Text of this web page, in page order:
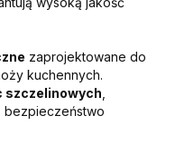
zaprojektowane do
kuchennych.
szczelinowych
bezpieczeństwo